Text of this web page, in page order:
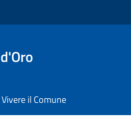
Vivere il Comune